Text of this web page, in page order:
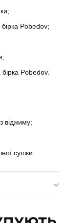
Pobedov;
Pobedov.
віджиму;
сушки.